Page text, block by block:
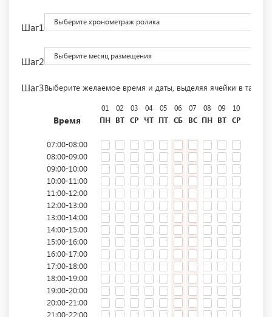
Шаг1 Выберите хронометраж ролика
Шаг2 Выберите месяц размещения
Шаг3Выберите желаемое время и даты, выделяя ячейки в
Время
01
ПН
02
ВТ
03
СР
04
ЧТ
05
ПТ
06
СБ
07
ВС
08
ПН
09
ВТ
10
СР
07:00-08:00
08:00-09:00
09:00-10:00
10:00-11:00
11:00-12:00
12:00-13:00
13:00-14:00
14:00-15:00
15:00-16:00
16:00-17:00
17:00-18:00
18:00-19:00
19:00-20:00
20:00-21:00
21:00-22:00